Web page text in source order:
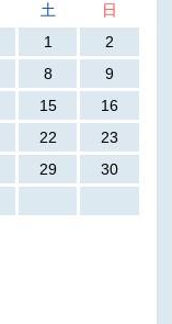
土
日
1
2
8
9
15
16
22
23
29
30